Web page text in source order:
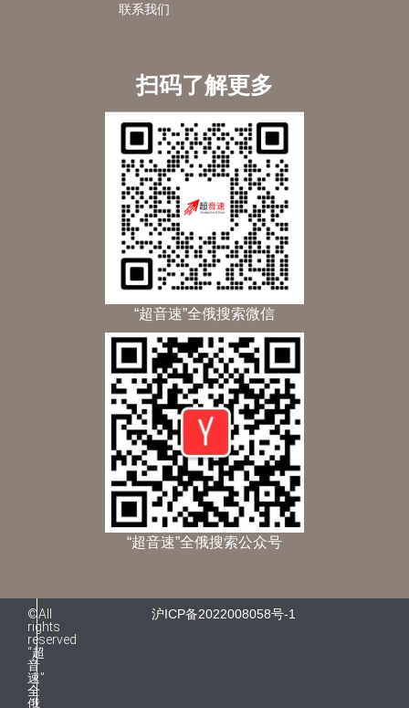
联系我们
扫码了解更多
“超音速”全俄搜索微信
“超音速”全俄搜索公众号
©All
rights
reserved
“超
音
速”
全
俄
沪ICP备2022008058号-1